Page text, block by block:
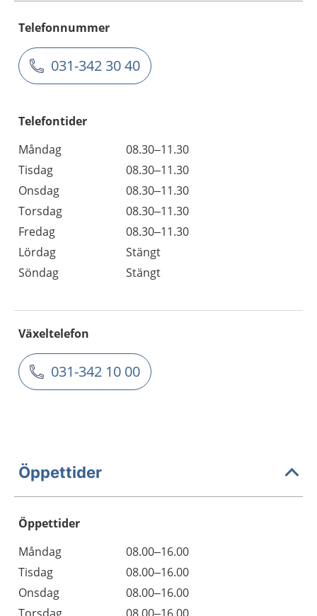
Telefonnummer
031-342 30 40
Telefontider
Måndag
08.30–11.30
Tisdag
08.30–11.30
Onsdag
08.30–11.30
Torsdag
08.30–11.30
Fredag
08.30–11.30
Lördag
Stängt
Söndag
Stängt
Växeltelefon
031-342 10 00
Öppettider
Öppettider
Dag
Öppettider
Kommentarer
Måndag
08.00–16.00
Tisdag
08.00–16.00
Onsdag
08.00–16.00